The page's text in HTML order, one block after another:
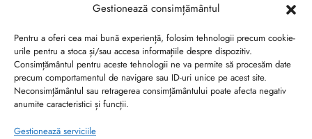
Gestionează consimțământul
Pentru a oferi cea mai bună experiență, folosim tehnologii precum cookie-
urile pentru a stoca și/sau accesa informațiile despre dispozitiv.
Consimțământul pentru aceste tehnologii ne va permite să procesăm date
precum comportamentul de navigare sau ID-uri unice pe acest site.
Neconsimțământul sau retragerea consimțământului poate afecta negativ
anumite caracteristici și funcții.
Gestionează serviciile
Brides Shoes By Veronesse S.R.L.
RO44730767, J40/13882/2021, Cod CAEN 1520
Str. Nicolae Canea, Nr. 53, Sector 2, Bucuresti